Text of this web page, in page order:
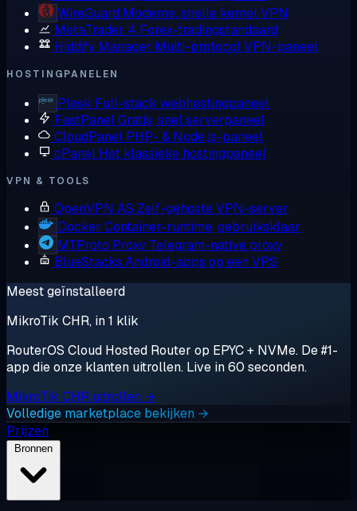
WireGuard Moderne, snelle kernel VPN
MetaTrader 4 Forex-tradingstandaard
Hiddify Manager Multi-protocol VPN-paneel
HOSTINGPANELEN
Plesk Full-stack webhostingpaneel
FastPanelGratis, snel serverpaneel
CloudPanel PHP- & Node.js-paneel
cPanel Het klassieke hostingpaneel
VPN & TOOLS
OpenVPN AS Zelf-gehoste VPN-server
Docker Container-runtime, gebruiksklaar
MTProto Proxy Telegram-native proxy
BlueStacks Android-apps op een VPS
Meest geïnstalleerd
MikroTik CHR, in 1 klik
RouterOS Cloud Hosted Router op EPYC + NVMe. De #1-
app die onze klanten uitrollen. Live in 60 seconden.
MikroTik CHR uitrollen →
Volledige marketplace bekijken →
Prijzen